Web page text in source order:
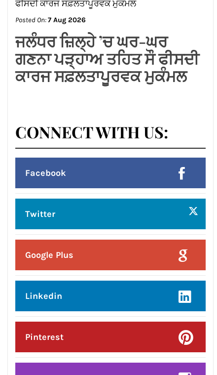
ਕਾਰਜ ਸਫ਼ਲਤਾਪੂਰਵਕ ਮੁਕੰਮਲ
CONNECT WITH US:
Google Plus
Linkedin
Pinterest
Instagram